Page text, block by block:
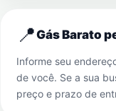
📍Gás Barato
Informe seu
de você. Se a sua
preço e prazo de